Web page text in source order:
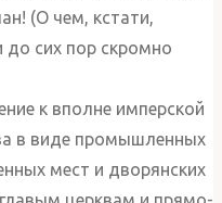
(О чем, кстати,
до сих пор скромно
к вполне имперской
в виде промышленных
мест и дворянских